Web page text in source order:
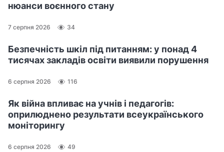
нюанси воєнного стану
7 серпня 2026 34
Безпечність шкіл під питанням: у понад 4
тисячах закладів освіти виявили порушення
6 серпня 2026 116
Як війна впливає на учнів і педагогів:
оприлюднено результати всеукраїнського
моніторингу
6 серпня 2026 49